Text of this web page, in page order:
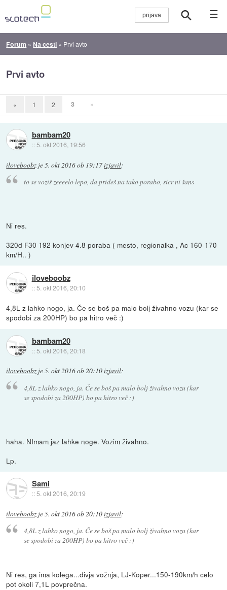
☰
Forum » Na cesti » Prvi avto
Prvi avto
« 1 2 3 »
bambam20
:: 5. okt 2016, 19:56
iloveboobz je5. okt 2016 ob 19:17izjavil:
to se voziš zeeeelo lepo, da prideš na tako porabo, sicr ni šans
Ni res.
320d F30 192 konjev 4.8 poraba ( mesto, regionalka , Ac 160-170
km/H.. )
iloveboobz
::5. okt 2016, 20:10
4,8L z lahko nogo, ja. Če se boš pa malo bolj živahno vozu (kar se
spodobi za 200HP) bo pa hitro več :)
bambam20
:: 5. okt 2016, 20:18
iloveboobz je5. okt 2016 ob 20:10izjavil:
4,8L z lahko nogo, ja. Če se boš pa malo bolj živahno vozu (kar
se spodobi za 200HP) bo pa hitro več :)
haha. NImam jaz lahke noge. Vozim živahno.
Lp.
Sami
::5. okt 2016, 20:19
iloveboobz je5. okt 2016 ob 20:10izjavil:
4,8L z lahko nogo, ja. Če se boš pa malo bolj živahno vozu (kar
se spodobi za 200HP) bo pa hitro več :)
Ni res, ga ima kolega...divja vožnja, LJ-Koper...150-190km/h celo
pot okoli 7,1L povprečna.